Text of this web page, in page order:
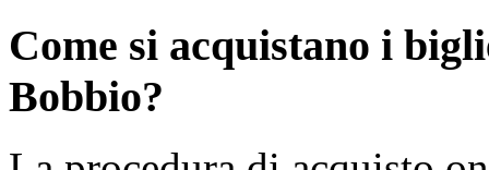
Come si acquistano i
Bobbio?